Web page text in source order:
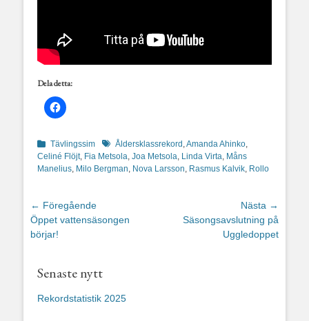
Dela detta:
Kategorier
Tävlingssim Etiketter
Åldersklassrekord ,Amanda Ahinko,
Celiné Flöjt, Fia Metsola, Joa Metsola, Linda Virta, Måns
Manelius, Milo Bergman, Nova Larsson, Rasmus Kalvik, Rollo
Inläggsnavigering
← Föregående
Föregående
inlägg:
Öppet vattensäsongen
börjar!
Nästa →
Säsongsavslutning på
Uggledoppet
Senaste nytt
Rekordstatistik 2025